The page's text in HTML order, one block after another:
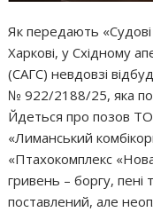
Як передають
Харкові, у Східному
(САГС) невдовзі
№ 922/2188/25, яка
Йдеться про позов
«Лиманський
«Птахокомплекс
гривень – боргу, пені
поставлений, але